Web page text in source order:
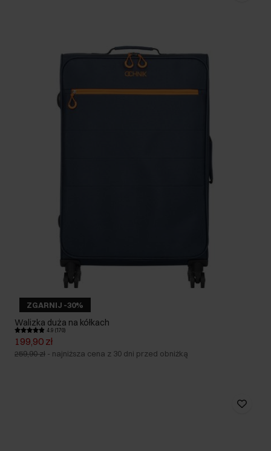
ZGARNIJ -30%
Walizka duża na kółkach
4.9 (170)
199,90 zł
259,90 zł - najniższa cena z 30 dni przed obniżką